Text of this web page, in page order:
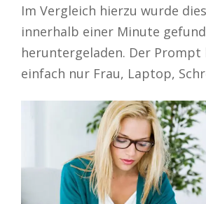
Im Vergleich hierzu wurde
innerhalb einer Minute
heruntergeladen. Der
einfach nur Frau, Laptop,